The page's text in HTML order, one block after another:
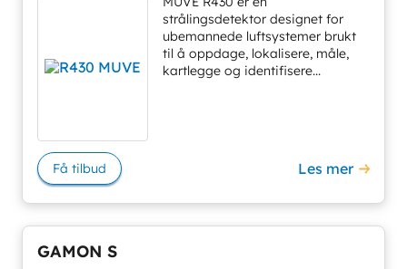
strålingsdetektor designet for
ubemannede luftsystemer brukt
til å oppdage, lokalisere, måle,
kartlegge og identifisere...
Få tilbud Les mer
GAMON S